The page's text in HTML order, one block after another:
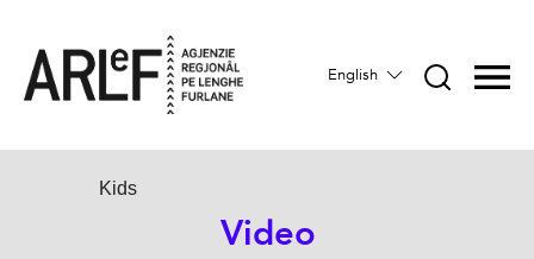
English
Kids
Video